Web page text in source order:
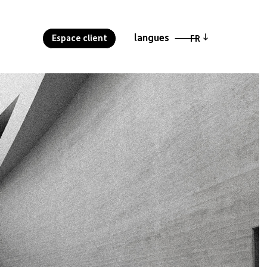
Espace client langues FR
Espace client langues FR